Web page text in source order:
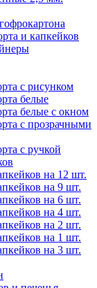
и капкейков
с рисунком
белые
белые с окном
с прозрачными
с ручкой
на 12 шт.
на 9 шт.
на 6 шт.
на 4 шт.
на 2 шт.
на 1 шт.
на 3 шт.